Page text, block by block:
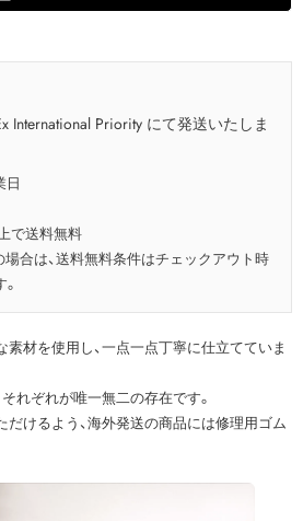
International Priority にて発送いたしま
日
で送料無料
合は、送料無料条件はチェックアウト時
材を使用し、一点一点丁寧に仕立てていま
れぞれが唯一無二の存在です。
けるよう、海外発送の商品には修理用ゴム